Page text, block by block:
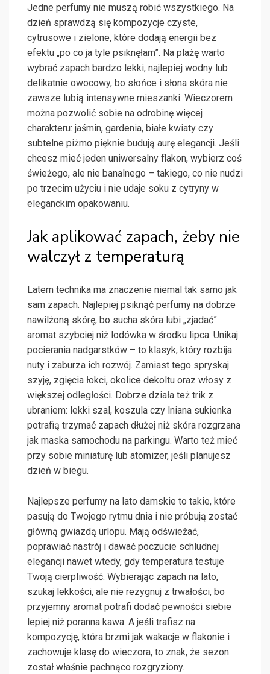
Jedne perfumy nie muszą robić wszystkiego. Na
dzień sprawdzą się kompozycje czyste,
cytrusowe i zielone, które dodają energii bez
efektu „po co ja tyle psiknęłam”. Na plażę warto
wybrać zapach bardzo lekki, najlepiej wodny lub
delikatnie owocowy, bo słońce i słona skóra nie
zawsze lubią intensywne mieszanki. Wieczorem
można pozwolić sobie na odrobinę więcej
charakteru: jaśmin, gardenia, białe kwiaty czy
subtelne piżmo pięknie budują aurę elegancji. Jeśli
chcesz mieć jeden uniwersalny flakon, wybierz coś
świeżego, ale nie banalnego – takiego, co nie nudzi
po trzecim użyciu i nie udaje soku z cytryny w
eleganckim opakowaniu.
Jak aplikować zapach, żeby nie
walczył z temperaturą
Latem technika ma znaczenie niemal tak samo jak
sam zapach. Najlepiej psiknąć perfumy na dobrze
nawilżoną skórę, bo sucha skóra lubi „zjadać”
aromat szybciej niż lodówka w środku lipca. Unikaj
pocierania nadgarstków – to klasyk, który rozbija
nuty i zaburza ich rozwój. Zamiast tego spryskaj
szyję, zgięcia łokci, okolice dekoltu oraz włosy z
większej odległości. Dobrze działa też trik z
ubraniem: lekki szal, koszula czy lniana sukienka
potrafią trzymać zapach dłużej niż skóra rozgrzana
jak maska samochodu na parkingu. Warto też mieć
przy sobie miniaturę lub atomizer, jeśli planujesz
dzień w biegu.
Najlepsze perfumy na lato damskie to takie, które
pasują do Twojego rytmu dnia i nie próbują zostać
główną gwiazdą urlopu. Mają odświeżać,
poprawiać nastrój i dawać poczucie schludnej
elegancji nawet wtedy, gdy temperatura testuje
Twoją cierpliwość. Wybierając zapach na lato,
szukaj lekkości, ale nie rezygnuj z trwałości, bo
przyjemny aromat potrafi dodać pewności siebie
lepiej niż poranna kawa. A jeśli trafisz na
kompozycję, która brzmi jak wakacje w flakonie i
zachowuje klasę do wieczora, to znak, że sezon
został właśnie pachnąco rozgryziony.